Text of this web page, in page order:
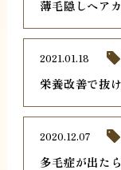
薄毛隠しヘア
栄養改善で抜
2021.01.18
多毛症が出た
2020.12.07